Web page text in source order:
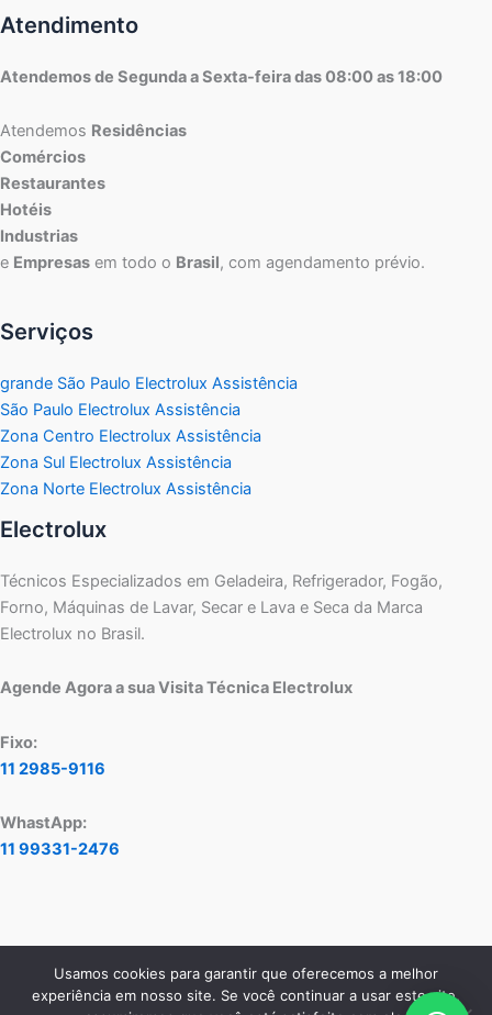
Atendimento
Atendemos de Segunda a Sexta-feira das 08:00 as 18:00
Atendemos Residências
Comércios
Restaurantes
Hotéis
Industrias
e Empresas em todo o Brasil, com agendamento prévio.
Serviços
grande São Paulo Electrolux Assistência
São Paulo Electrolux Assistência
Zona Centro Electrolux Assistência
Zona Sul Electrolux Assistência
Zona Norte Electrolux Assistência
Electrolux
Técnicos Especializados em Geladeira, Refrigerador, Fogão,
Forno, Máquinas de Lavar, Secar e Lava e Seca da Marca
Electrolux no Brasil.
Agende Agora a sua Visita Técnica Electrolux
Fixo:
11 2985-9116
WhastApp:
11 99331-2476
Copyright © 2026 Assistência Técnica Electrolux - Central de
Usamos cookies para garantir que oferecemos a melhor
experiência em nosso site. Se você continuar a usar este site,